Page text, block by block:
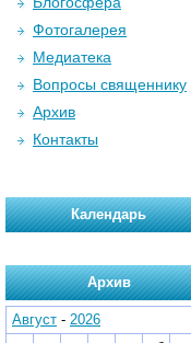
Фотогалерея
Медиатека
Вопросы священнику
Архив
Контакты
Календарь
Архив
Август - 2026